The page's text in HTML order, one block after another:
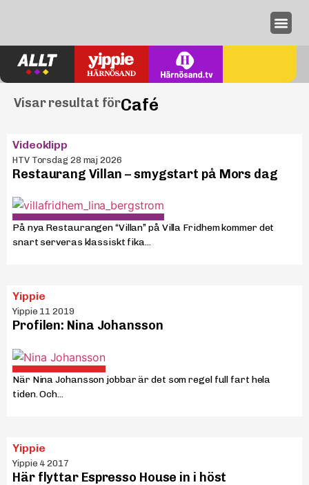
Visar resultat förCafé
Videoklipp
HTV Torsdag 28 maj 2026
Restaurang Villan – smygstart på Mors dag
På nya Restaurangen “Villan” på Villa Fridhem kommer det
snart serveras klassiskt fika...
Yippie
Yippie 11 2019
Profilen: Nina Johansson
När Nina Johansson jobbar är det som regel full fart hela
tiden. Och...
Yippie
Yippie 4 2017
Här flyttar Espresso House in i höst